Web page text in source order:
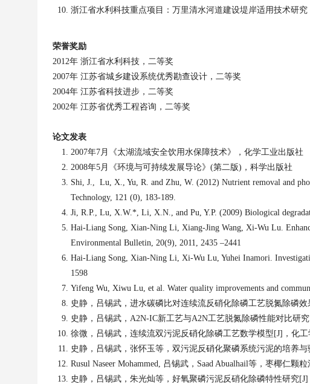
浙江省水利科技重点项目：万里清水河道建设堤岸适用技术研究
荣誉奖励
2012年 浙江省水利科技，二等奖
2007年 江苏省城乡建设系统优秀勘查设计，二等奖
2004年 江苏省科技进步，二等奖
2002年 江苏省优秀工程咨询，二等奖
论文发表
2007年7月《太湖流域安全饮用水保障技术》，化学工业出版社
2008年5月《环境与可持续发展导论》 (第二版) ，科学出版社
Shi, J., Lu, X., Yu, R. and Zhu, W. (2012) Nutrient removal and
Technology, 121 (0), 183-189.
Ji, R.P., Lu, X.W.*, Li, X.N., and Pu, Y.P. (2009) Biological
Hai-Liang Song, Xian-Ning Li, Xiang-Jing Wang, Xi-Wu Lu.
Environmental Bulletin, 20(9), 2011, 2435 –2441
Hai-Liang Song, Xian-Ning Li, Xi-Wu Lu, Yuhei Inamori.
1598
Yifeng Wu, Xiwu Lu, et al. Water quality improvements and
史静 ， 吕锡武 ， 进水碳磷比对连续流反硝化除磷工艺脱氮除磷效
史静，吕锡武 ，A2N-IC新工艺与A2N工艺脱氮除磷性能对比研究
徐微 ， 吕锡武 ， 连续流双污泥反硝化除磷工艺数学模型 [J]， 化工
史静 ， 吕锡武 ， 张怀玉等 ， 双污泥反硝化聚磷系统污泥的培养与
Rusul Naseer Mohammed, 吕锡武 ， Saad Abualhail等 ， 枣椰仁颗粒
史静 ， 吕锡武 ， 朱光灿等 ， 好氧聚磷污泥反硝化除磷特性研究[J]